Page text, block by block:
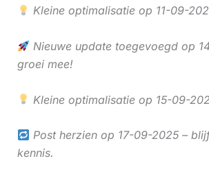
Kleine optimalisatie op 11-09-
Nieuwe update toegevoegd op
groei mee!
Kleine optimalisatie op 15-09-
Post herzien op 17-09-2025 –
kennis.